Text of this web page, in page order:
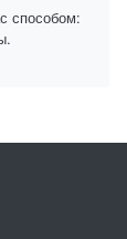
способом: